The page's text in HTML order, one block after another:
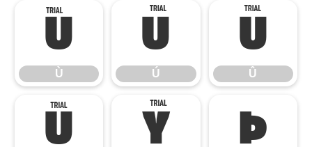
Ù
Ù
Ú
Ú
Û
Û
Ü Ý Þ